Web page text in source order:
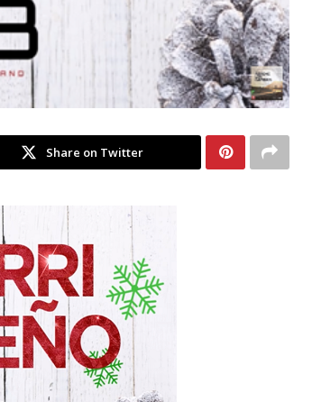
Share on Twitter